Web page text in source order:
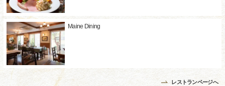
Maine Dining
レストランページへ